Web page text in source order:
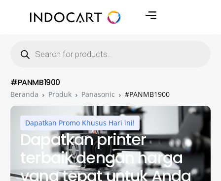
#PANMB1900
Beranda Produk Panasonic #PANMB1900
Dapatkan Promo Khusus Hari ini!
Dapatkan printer
terbaik dengan harga
yang tepat untuk Anda